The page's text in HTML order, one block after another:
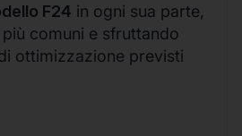
F24 in ogni sua parte,
comuni e sfruttando
ottimizzazione previsti